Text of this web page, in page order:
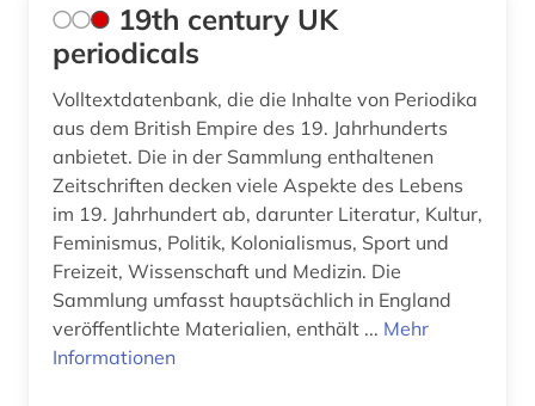
audiovisuelle medien (5)
aufklärung (2)
aufsatzdatenbank (2)
auktionskatalog (1)
auktionspreis (1)
19th century UK
periodicals
Volltextdatenbank, die die Inhalte von Periodika
aus dem British Empire des 19. Jahrhunderts
anbietet. Die in der Sammlung enthaltenen
Zeitschriften decken viele Aspekte des Lebens
im 19. Jahrhundert ab, darunter Literatur, Kultur,
Feminismus, Politik, Kolonialismus, Sport und
Freizeit, Wissenschaft und Medizin. Die
Sammlung umfasst hauptsächlich in England
veröffentlichte Materialien, enthält ... Mehr
Informationen